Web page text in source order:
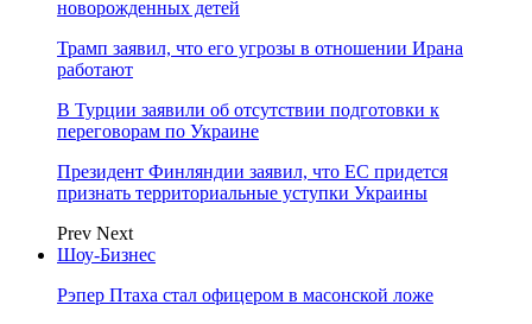
новорожденных детей
Трамп заявил, что его угрозы в отношении Ирана
работают
В Турции заявили об отсутствии подготовки к
переговорам по Украине
Президент Финляндии заявил, что ЕС придется
признать территориальные уступки Украины
Prev Next
Шоу-Бизнес
Рэпер Птаха стал офицером в масонской ложе